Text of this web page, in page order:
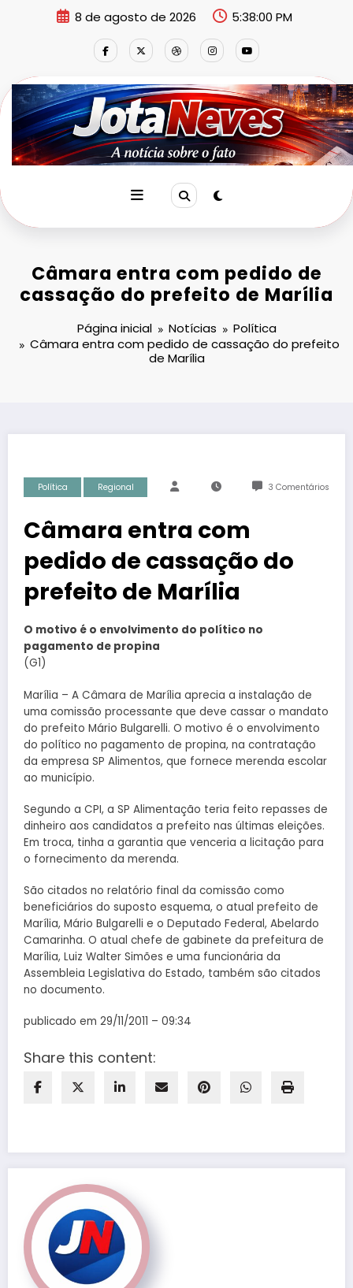
8 de agosto de 2026 5:38:01 PM
Câmara entra com pedido de
cassação do prefeito de Marília
Página inicial Notícias
Política
Câmara entra com pedido de cassação do prefeito
de Marília
Política Regional 3 Comentários
Câmara entra com
pedido de cassação do
prefeito de Marília
O motivo é o envolvimento do político no
pagamento de propina
(G1)
Marília – A Câmara de Marília aprecia a instalação de
uma comissão processante que deve cassar o mandato
do prefeito Mário Bulgarelli. O motivo é o envolvimento
do político no pagamento de propina, na contratação
da empresa SP Alimentos, que fornece merenda escolar
ao município.
Segundo a CPI, a SP Alimentação teria feito repasses de
dinheiro aos candidatos a prefeito nas últimas eleições.
Em troca, tinha a garantia que venceria a licitação para
o fornecimento da merenda.
São citados no relatório final da comissão como
beneficiários do suposto esquema, o atual prefeito de
Marília, Mário Bulgarelli e o Deputado Federal, Abelardo
Camarinha. O atual chefe de gabinete da prefeitura de
Marília, Luiz Walter Simões e uma funcionária da
Assembleia Legislativa do Estado, também são citados
no documento.
publicado em 29/11/2011 – 09:34
Share this content: